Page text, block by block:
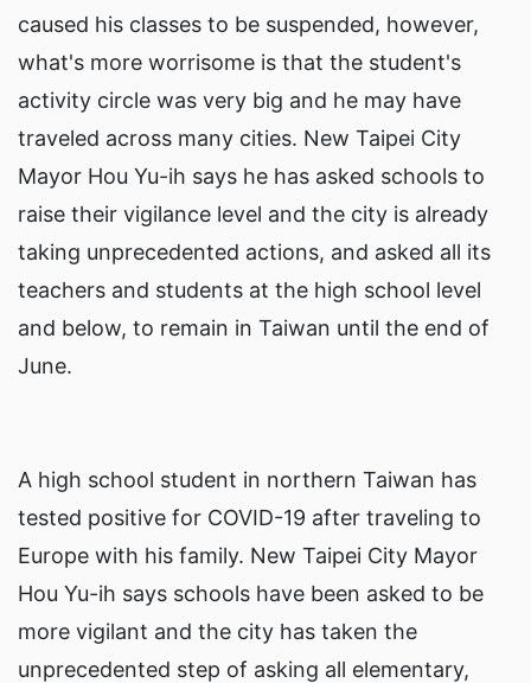
caused his classes to be suspended, however,
what's more worrisome is that the student's
activity circle was very big and he may have
traveled across many cities. New Taipei City
Mayor Hou Yu-ih says he has asked schools to
raise their vigilance level and the city is already
taking unprecedented actions, and asked all its
teachers and students at the high school level
and below, to remain in Taiwan until the end of
June.
A high school student in northern Taiwan has
tested positive for COVID-19 after traveling to
Europe with his family. New Taipei City Mayor
Hou Yu-ih says schools have been asked to be
more vigilant and the city has taken the
unprecedented step of asking all elementary,